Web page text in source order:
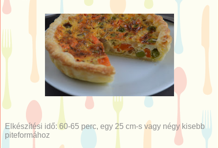
Elkészítési idő: 60-65 perc, egy 25 cm-s vagy négy kisebb
piteformához